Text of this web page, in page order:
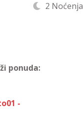
2 Noćenja
ponuda:
-